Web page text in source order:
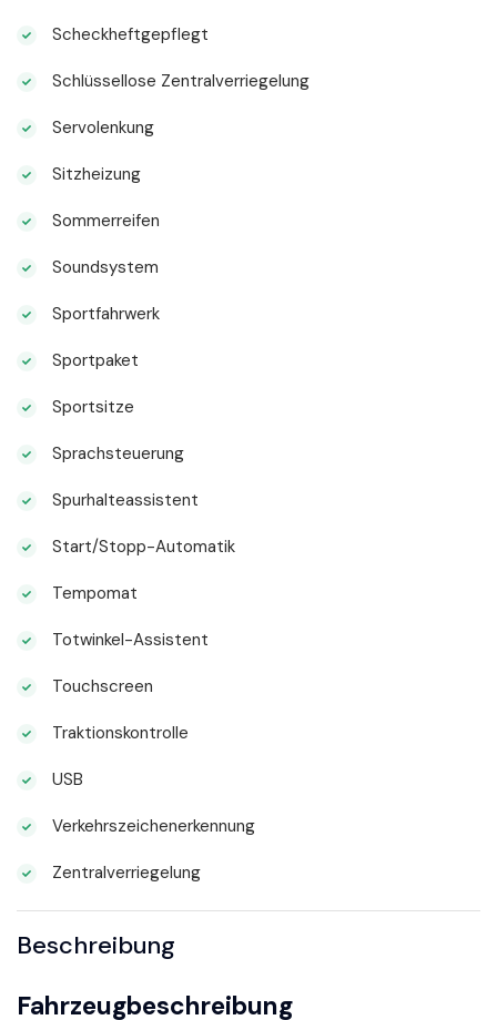
Scheckheftgepflegt
Schlüssellose Zentralverriegelung
Servolenkung
Sitzheizung
Sommerreifen
Soundsystem
Sportfahrwerk
Sportpaket
Sportsitze
Sprachsteuerung
Spurhalteassistent
Start/Stopp-Automatik
Tempomat
Totwinkel-Assistent
Touchscreen
Traktionskontrolle
USB
Verkehrszeichenerkennung
Zentralverriegelung
Beschreibung
Fahrzeugbeschreibung